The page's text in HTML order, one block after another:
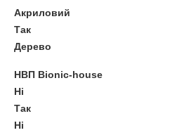
Акриловий
Так
Дерево
НВП Bionic-house
Ні
Так
Ні